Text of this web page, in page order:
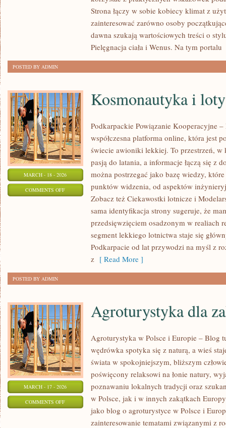
Strona łączy w sobie kobiecy klimat z
zainteresować zarówno osoby
dawna szukają wartościowych treści o
Pielęgnacja ciała i Wenus. Na tym portalu
POSTED BY ADMIN
MARCH - 18 - 2026
COMMENTS OFFON
KOSMONAUTYKA
SUBORBITALNE
Kosmonautyka i
Podkarpackie Powiązanie Kooperacyjne
współczesna platforma online, która jest
świecie awioniki lekkiej. To przestrzeń,
pasją do latania, a informacje łączą się z
można postrzegać jako bazę wiedzy,
punktów widzenia, od aspektów
Zobacz też Ciekawostki lotnicze i
sama identyfikacja strony sugeruje, że
przedsięwzięciem osadzonym w realiach
segment lekkiego lotnictwa staje się
Podkarpacie od lat przywodzi na myśl z
z [ Read More ]
POSTED BY ADMIN
MARCH - 17 - 2026
COMMENTS OFFON
AGROTURYSTYKA
Agroturystyka dla
Agroturystyka w Polsce i Europie – Blog
wędrówka spotyka się z naturą, a wieś
świata w spokojniejszym, bliższym
poświęcony relaksowi na łonie natury,
poznawaniu lokalnych tradycji oraz
w Polsce, jak i w innych zakątkach
jako blog o agroturystyce w Polsce i
zainteresowanie tematami związanymi z